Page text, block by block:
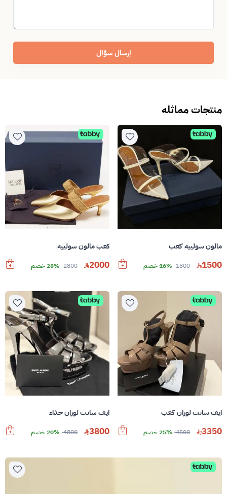
إرسال سؤال
منتجات مماثله
مالون سولييه كعب
1500
1800 16% خصم
كعب مالون سولييه
2000
2800 28% خصم
ايف سانت لوران كعب
3350
4500 25% خصم
ايف سانت لوران حذاء
3800
4800 20% خصم